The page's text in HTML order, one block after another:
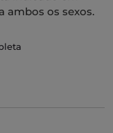
ambos os sexos.